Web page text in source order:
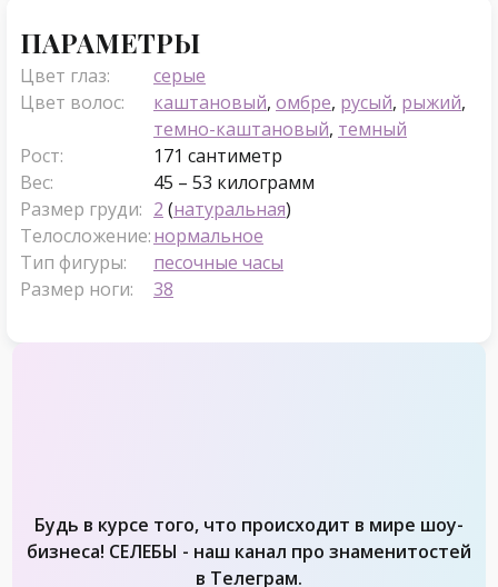
ПАРАМЕТРЫ
Цвет глаз:
серые
Цвет волос:
каштановый, омбре, русый, рыжий,
темно-каштановый, темный
Рост:
171 сантиметр
Вес:
45 – 53 килограмм
Размер груди: 2 (натуральная)
Телосложение:нормальное
Тип фигуры:
песочные часы
Размер ноги:
38
Будь в курсе того, что происходит в мире шоу-
бизнеса! СЕЛЕБЫ - наш канал про знаменитостей
в Телеграм.